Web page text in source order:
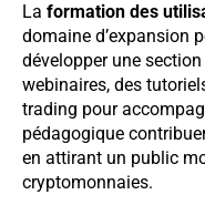
La formation des
domaine d’expansion
développer une
webinaires, des
trading pour
pédagogique
en attirant un public
cryptomonnaies.